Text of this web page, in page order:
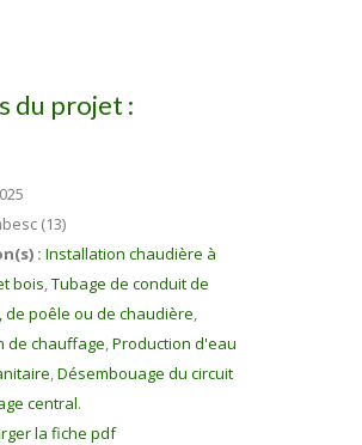
du projet :
(13)
: Installation chaudière à
bois Tubage de conduit de
de poêle ou de chaudière
de chauffage Production d'eau
Désembouage du circuit
central.
la fiche pdf